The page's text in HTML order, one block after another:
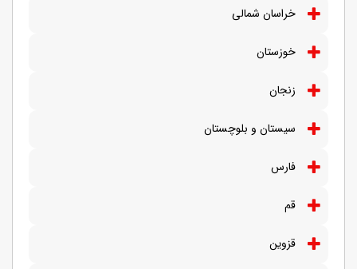
خراسان شمالی
خوزستان
زنجان
سیستان و بلوچستان
فارس
قم
قزوین